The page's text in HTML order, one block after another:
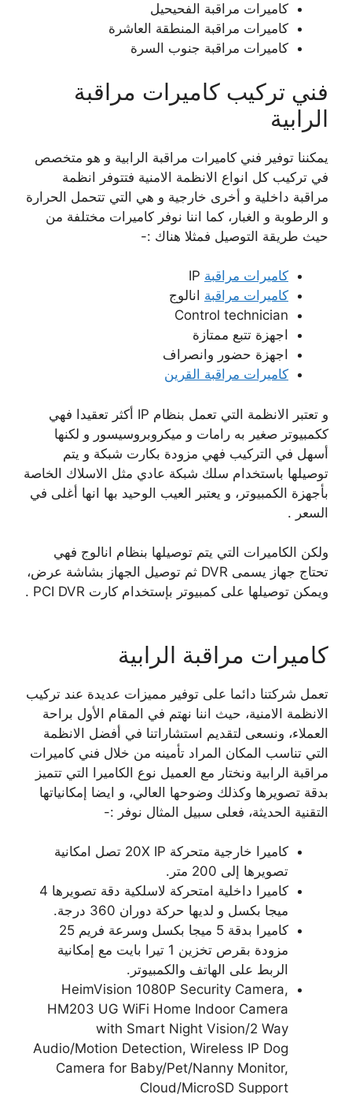
كاميرات مراقبة الفحيحيل
كاميرات مراقبة المنطقة العاشرة
كاميرات مراقبة جنوب السرة
فني تركيب كاميرات مراقبة
الرابية
يمكننا توفير فني كاميرات مراقبة الرابية و هو متخصص
في تركيب كل انواع الانظمة الامنية فتتوفر انظمة
مراقبة داخلية و أخرى خارجية و هي التي تتحمل الحرارة
و الرطوبة و الغبار، كما اننا نوفر كاميرات مختلفة من
حيث طريقة التوصيل فمثلا هناك :-
كاميرات مراقبة
كاميرات مراقبة انالوج
Control technician
اجهزة تتبع ممتازة
اجهزة حضور وانصراف
كاميرات مراقبة القرين
و تعتبر الانظمة التي تعمل بنظام IP أكثر تعقيدا فهي
ككمبيوتر صغير به رامات و ميكروبروسيسور و لكنها
أسهل في التركيب فهي مزودة بكارت شبكة و يتم
توصيلها باستخدام سلك شبكة عادي مثل الاسلاك الخاصة
بأجهزة الكمبيوتر، و يعتبر العيب الوحيد بها انها أغلى في
السعر .
ولكن الكاميرات التي يتم توصيلها بنظام انالوج فهي
تحتاج جهاز يسمى DVR ثم توصيل الجهاز بشاشة عرض،
ويمكن توصيلها على كمبيوتر بإستخدام كارت PCI DVR .
كاميرات مراقبة الرابية
تعمل شركتنا دائما على توفير مميزات عديدة عند تركيب
الانظمة الامنية، حيث اننا نهتم في المقام الأول براحة
العملاء، ونسعى لتقديم استشاراتنا في أفضل الانظمة
التي تناسب المكان المراد تأمينه من خلال فني كاميرات
مراقبة الرابية ونختار مع العميل نوع الكاميرا التي تتميز
بدقة تصويرها وكذلك وضوحها العالي، و ايضا إمكانياتها
التقنية الحديثة، فعلى سبيل المثال نوفر :-
كاميرا خارجية متحركة 20X IP تصل امكانية
تصويرها إلى 200 متر.
كاميرا داخلية امتحركة لاسلكية دقة تصويرها 4
ميجا بكسل و لديها حركة دوران 360 درجة.
كاميرا بدقة 5 ميجا بكسل وسرعة فريم 25
مزودة بقرص تخزين 1 تيرا بايت مع إمكانية
الربط على الهاتف والكمبيوتر.
HeimVision 1080P Security Camera,
HM203 UG WiFi Home Indoor Camera
with Smart Night Vision/2 Way
Audio/Motion Detection, Wireless IP Dog
Camera for Baby/Pet/Nanny Monitor,
Cloud/MicroSD Support